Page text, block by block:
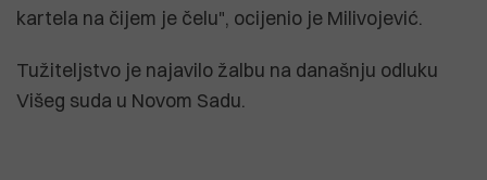
kartela na čijem je čelu", ocijenio je Milivojević.
Tužiteljstvo je najavilo žalbu na današnju odluku
Višeg suda u Novom Sadu.